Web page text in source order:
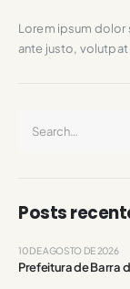
Lorem ipsum
ante justo, volutpat
Posts
Prefeitura de Barra
10 DE AGOSTO DE 2026